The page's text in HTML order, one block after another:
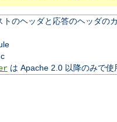
トのヘッダと応答のヘッダの
は Apache 2.0 以降のみで使